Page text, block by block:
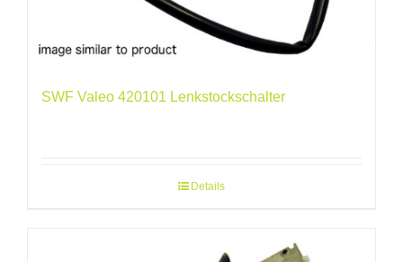
SWF Valeo 420101 Lenkstockschalter
Details